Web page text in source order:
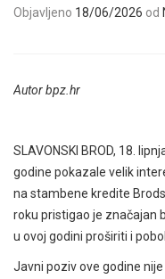
Objavljeno 18/06/2026 od
Autor bpz.hr
SLAVONSKI BROD, 18.
godine pokazale velik
na stambene kredite
roku pristigao je značajan
u ovoj godini proširiti i
Javni poziv ove godine